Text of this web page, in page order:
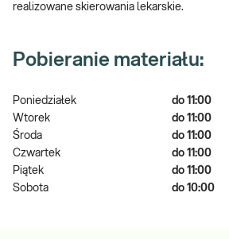
realizowane skierowania lekarskie.
Pobieranie materiału:
Poniedziałek
do 11:00
Wtorek
do 11:00
Środa
do 11:00
Czwartek
do 11:00
Piątek
do 11:00
Sobota
do 10:00